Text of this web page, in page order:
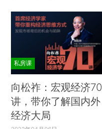
私房课
向松祚：宏观经济70
讲，带你了解国内外
经济大局